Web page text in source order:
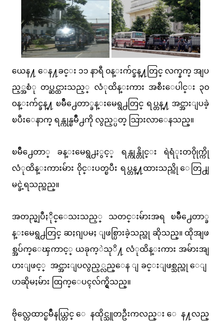
ယေန႔ ေန႔ခင္း ၁၁ နာရီ ၀န္းက်င္ခန္႔တြင္ လက္နက္ အျပ
ည့္အစံု တပ္ဆင္ထားသည့္ လံုထိန္းကား အစီးေပါင္း ၃၀
၀န္းက်င္ခန္႔ ၿမိဳ႕ေတာ္ခန္းမေရွ႕တြင္ ရပ္တန္႔ အင္အားျပခဲ့
ၿပီးေနာက္ ရန္ကုန္ၿမိဳ႕ကို လွည့္ပတ္ သြားလာေနသည္။
ၿမိဳ႕ေတာ္ ခန္းမေရွ႕ႏွင့္ ရန္ကုန္တိုင္း ရဲရံုးတ၀ိုုက္ကို
လံုထိန္းကားမ်ား ၀ိုင္းပတ္ၿပီး ရပ္တန္႔ထားသည္ကို ေတြ႕ျ
မင္ခဲ့ရသည္သည္။
အတည္မျပဳႏိုင္ေသးသည့္ သတင္းမ်ားအရ ၿမိဳ႕ေတာ္ခ
န္းမေရွ႕တြင္ ဆႏၵျပမႈ ျဖစ္ပြားခဲ့သည္ဟု ဆိုသည္။ ထိုအျဖ
စ္အပ်က္ေၾကာင့္ ယခုက့ဲသုိ႔ လံုထိန္းကား အမ်ားအျ
ပားျဖင့္ အင္အားျပလွည့္လည္ေန ျခင္းျဖစ္သည္ဟု ေျ
ပာဆိုမႈမ်ား ထြက္ေပၚလ်က္ရွိသည္။
ဗိုလ္တေထာင္ၿမိဳနယ္တြင္ ေနထိုင္သူတဦးကလည္း ေန႔လည္